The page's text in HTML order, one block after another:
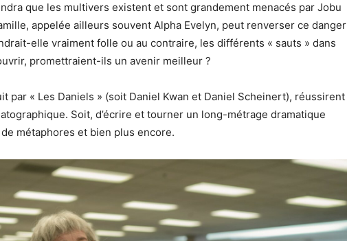
que les multivers existent et sont grandement menacés par Jobu
appelée ailleurs souvent Alpha Evelyn, peut renverser ce danger
elle vraiment folle ou au contraire, les différents « sauts » dans
promettraient-ils un avenir meilleur ?
par « Les Daniels » (soit Daniel Kwan et Daniel Scheinert), réussirent
Soit, d’écrire et tourner un long-métrage dramatique
métaphores et bien plus encore.